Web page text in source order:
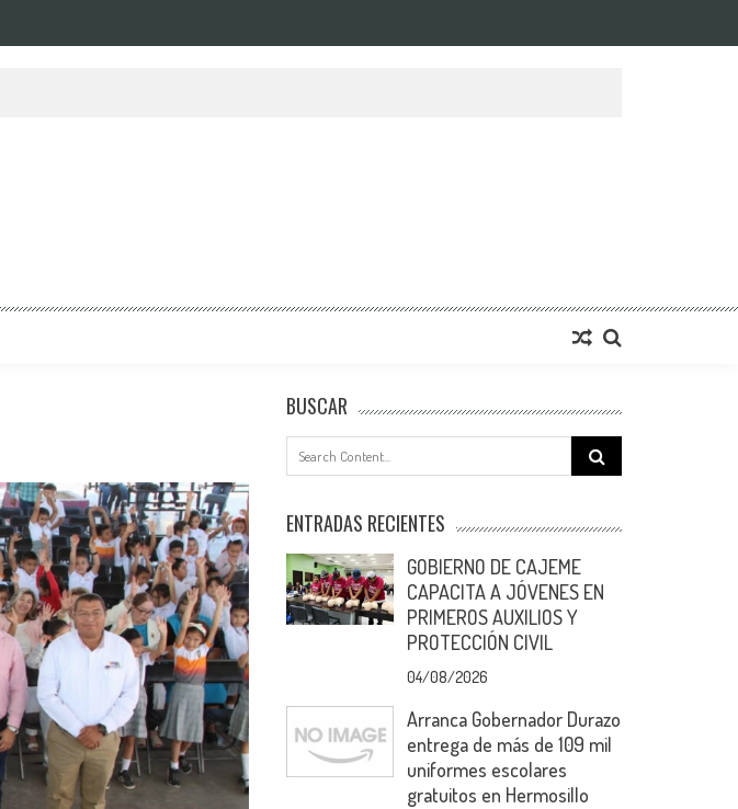
BUSCAR
Search
for:
ENTRADAS RECIENTES
GOBIERNO DE CAJEME
CAPACITA A JÓVENES EN
PRIMEROS AUXILIOS Y
PROTECCIÓN CIVIL
04/08/2026
Arranca Gobernador Durazo
entrega de más de 109 mil
uniformes escolares
gratuitos en Hermosillo